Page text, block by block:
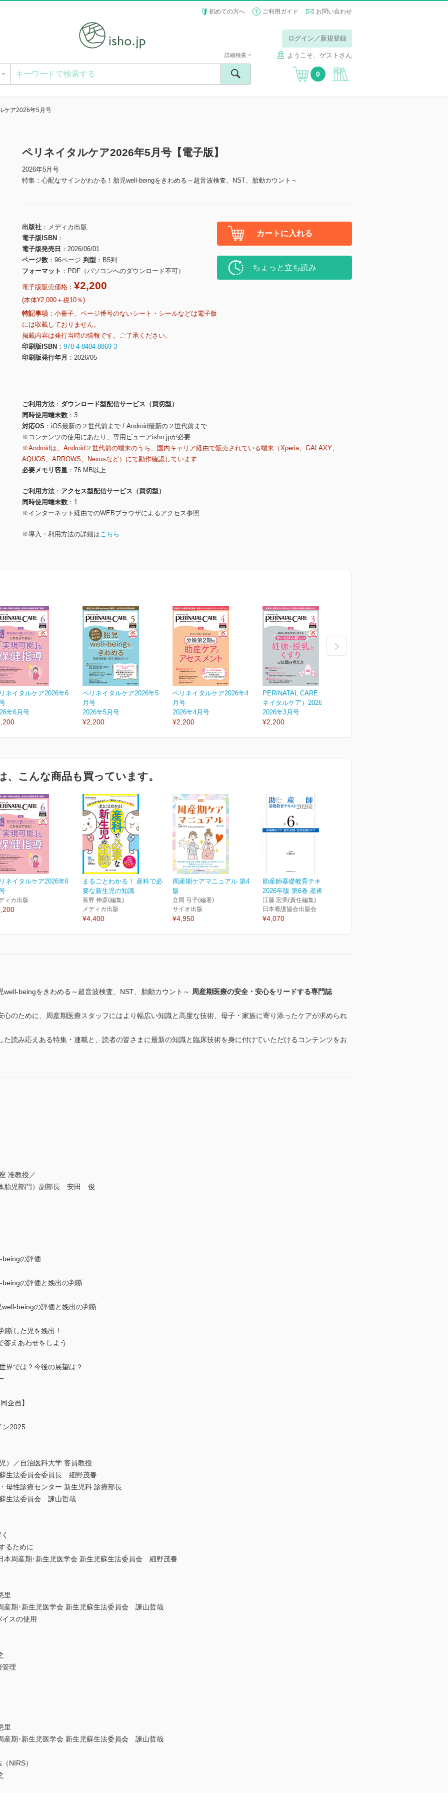
初めての方へ ご利用ガイド お問い合わせ
ログイン／新規登録
ようこそ、ゲストさん
詳細検索
0
ケア2026年5月号
ペリネイタルケア2026年5月号【電子版】
2026年5月号
特集：心配なサインがわかる！胎児well-beingをきわめる～超音波検査、NST、胎動カウント～
出版社
メディカ出版
電子版ISBN
電子版発売日
2026/06/01
ページ数
96ページ 判型
B5判
フォーマット
PDF（パソコンへのダウンロード不可）
電子版販売価格： ¥2,200
(本体¥2,000＋税10％)
特記事項
小冊子、ページ番号のないシート・シールなどは電子版
には収載しておりません。
掲載内容は発行当時の情報です。ご了承ください。
印刷版ISBN
978-4-8404-8869-3
印刷版発行年月
2026/05
カートに入れる
ちょっと立ち読み
ご利用方法
ダウンロード型配信サービス（買切型）
同時使用端末数
3
対応OS
iOS最新の２世代前まで / Android最新の２世代前まで
※コンテンツの使用にあたり、専用ビューアisho.jpが必要
※Androidは、Android２世代前の端末のうち、国内キャリア経由で販売されている端末（Xperia、GALAXY、
AQUOS、ARROWS、Nexusなど）にて動作確認しています
必要メモリ容量
76 MB以上
ご利用方法
アクセス型配信サービス（買切型）
同時使用端末数
1
※インターネット経由でのWEBブラウザによるアクセス参照
※導入・利用方法の詳細はこちら
ネイタルケア2026年6
年6月号
ペリネイタルケア2026年5
月号
2026年5月号
¥2,200
ペリネイタルケア2026年4
月号
2026年4月号
¥2,200
PERINATAL CARE（ペリ
ネイタルケア）2026年3...
2026年3月号
¥2,200
、こんな商品も買っています。
ネイタルケア2026年6
ィカ出版
まるごとわかる！ 産科で必
要な新生児の知識
長野 伸彦(編集)
メディカ出版
¥4,400
周産期ケアマニュアル 第4
版
立岡 弓子(編著)
サイオ出版
¥4,950
助産師基礎教育テキスト
2026年版 第6巻 産褥期の...
江藤 宏美(責任編集)
日本看護協会出版会
¥4,070
beingをきわめる～超音波検査、NST、胎動カウント～ 周産期医療の安全・安心をリードする専門誌
心のために、周産期医療スタッフにはより幅広い知識と高度な技術、母子・家族に寄り添ったケアが求められ
読み応えある特集・連載と、読者の皆さまに最新の知識と臨床技術を身に付けていただけるコンテンツをお
准教授／
胎児部門）副部長 安田 俊
の評価
の評価と娩出の判断
beingの評価と娩出の判断
した児を娩出！
答えあわせをしよう
では？今後の展望は？
企画】
ン2025
）／自治医科大学 客員教授
生法委員会委員長 細野茂春
母性診療センター 新生児科 診療部長
生法委員会 諫山哲哉
るために
本周産期･新生児医学会 新生児蘇生法委員会 細野茂春
里
産期･新生児医学会 新生児蘇生法委員会 諫山哲哉
スの使用
理
里
産期･新生児医学会 新生児蘇生法委員会 諫山哲哉
NIRS）